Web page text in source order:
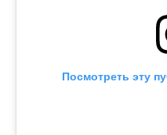
Посмотреть эту